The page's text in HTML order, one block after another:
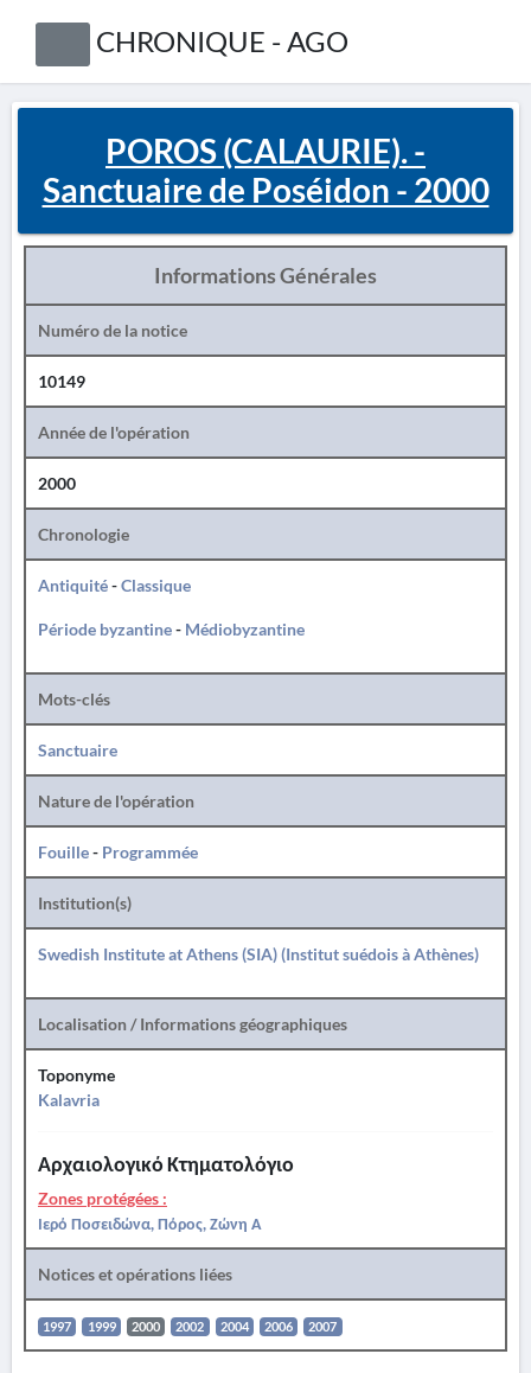
CHRONIQUE - AGO
POROS (CALAURIE). -
Sanctuaire de Poséidon - 2000
Informations Générales
Numéro de la notice
10149
Année de l'opération
2000
Chronologie
Antiquité-Classique
Période byzantine- Médiobyzantine
Mots-clés
Sanctuaire
Nature de l'opération
Fouille- Programmée
Institution(s)
Swedish Institute at Athens (SIA) (Institut suédois à Athènes)
Localisation / Informations géographiques
Toponyme
Kalavria
Αρχαιολογικό Κτηματολόγιο
Zones protégées :
Ιερό Ποσειδώνα, Πόρος, Ζώνη Α
Notices et opérations liées
1997 1999 2000 2002 2004 2006 2007